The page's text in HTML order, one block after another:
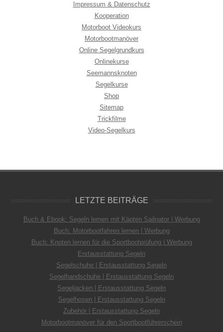
Impressum & Datenschutz
Kooperation
Motorboot Videokurs
Motorbootmanöver
Online Segelgrundkurs
Onlinekurse
Seemannsknoten
Segelkurse
Shop
Sitemap
Trickfilme
Video-Segelkurs
LETZTE BEITRÄGE
Buch & Ebook: Segeln lernen mit Käpten Sailnator | Werbung
Buch: Motorbootfahren lernen | Werbung
Buch: Knoten lernen für die Sportbootprüfung | Werbung
Erstausstattung Segeln
Segelschuhe | Erstausstattung Segeln
Segelhandschuhe | Erstausstattung Segeln
Segeljacken | Erstausstattung Segeln
Segelhosen | Erstausstattung Segeln
Zubehör | Erstausstattung Segeln
Motorbootmanöver für den Sportbootführerschein